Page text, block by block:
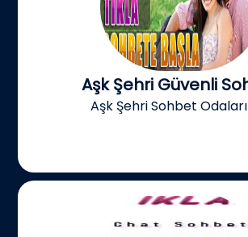
Aşk Şehri Güvenli
Aşk Şehri Sohbet Odaları